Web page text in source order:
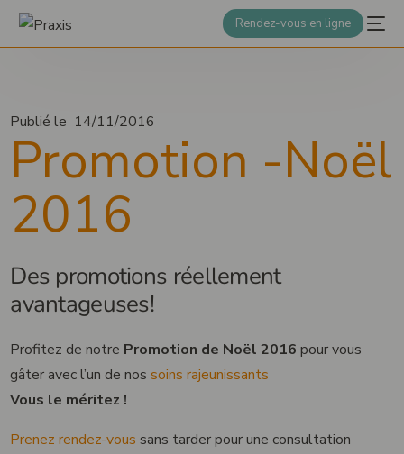
Rendez-vous en ligne
Publié le 14/11/2016
Promotion -Noël
2016
Des promotions réellement
avantageuses!
Profitez de notre Promotion de Noël 2016 pour vous
gâter avec l’un de nossoins rajeunissants
Vous le méritez !
Prenez rendez-vous sans tarder pour une consultation